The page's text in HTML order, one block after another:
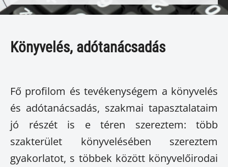
Könyvelés, adótanácsadás
Fő profilom és tevékenységem a könyvelés
és adótanácsadás, szakmai tapasztalataim
jó részét is e téren szereztem: több
szakterület könyvelésében szereztem
gyakorlatot, s többek között könyvelőirodai